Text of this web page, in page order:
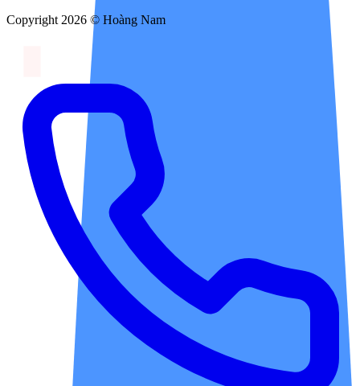
Copyright 2026 © Hoàng Nam